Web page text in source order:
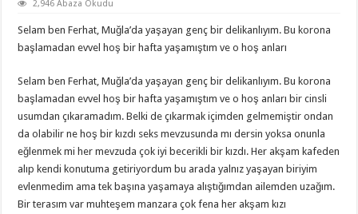
2,946 Abaza Okudu
Selam ben Ferhat, Muğla’da yaşayan genç bir delikanlıyım. Bu korona
başlamadan evvel hoş bir hafta yaşamıştım ve o hoş anları
Selam ben Ferhat, Muğla’da yaşayan genç bir delikanlıyım. Bu korona
başlamadan evvel hoş bir hafta yaşamıştım ve o hoş anları bir cinsli
usumdan çıkaramadım. Belki de çıkarmak içimden gelmemiştir ondan
da olabilir ne hoş bir kızdı seks mevzusunda mı dersin yoksa onunla
eğlenmek mi her mevzuda çok iyi becerikli bir kızdı. Her akşam kafeden
alıp kendi konutuma getiriyordum bu arada yalnız yaşayan biriyim
evlenmedim ama tek başına yaşamaya alıştığımdan ailemden uzağım.
Bir terasım var muhteşem manzara çok fena her akşam kızı